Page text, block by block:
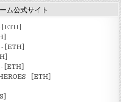
ーム公式サイト
[ETH]
[ETH]
[ETH]
- [ETH]